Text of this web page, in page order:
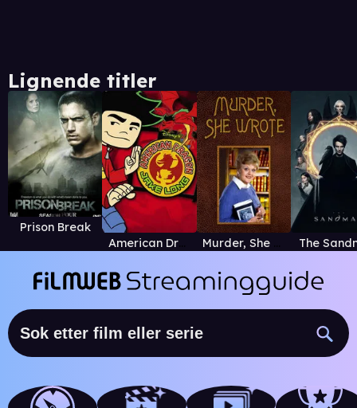
Lignende titler
Prison Break
American Dragon: Jake Long
Murder, She Wrote The